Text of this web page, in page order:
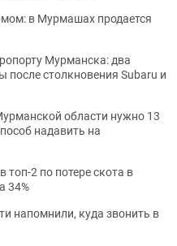
в Мурмашах продается
Мурманска: два
после столкновения Subaru и
области нужно 13
надавить на
2 по потере скота в
34%
напомнили, куда звонить в